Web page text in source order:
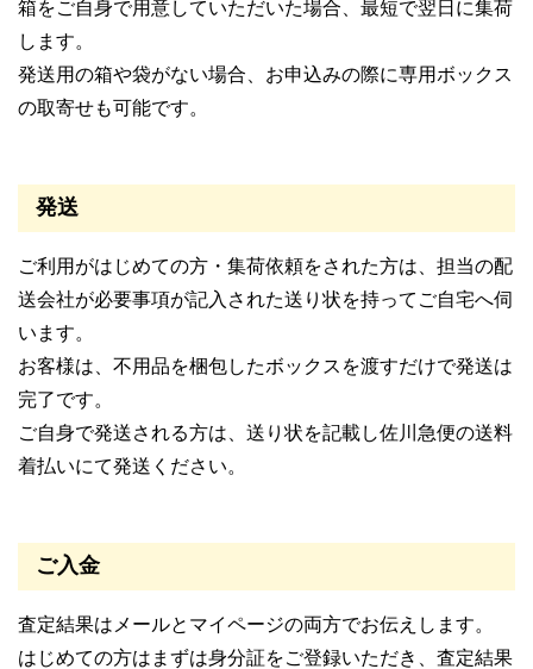
箱をご自身で用意していただいた場合、最短で翌日に集荷
します。
発送用の箱や袋がない場合、お申込みの際に専用ボックス
の取寄せも可能です。
発送
ご利用がはじめての方・集荷依頼をされた方は、担当の配
送会社が必要事項が記入された送り状を持ってご自宅へ伺
います。
お客様は、不用品を梱包したボックスを渡すだけで発送は
完了です。
ご自身で発送される方は、送り状を記載し佐川急便の送料
着払いにて発送ください。
ご入金
査定結果はメールとマイページの両方でお伝えします。
はじめての方はまずは身分証をご登録いただき、査定結果